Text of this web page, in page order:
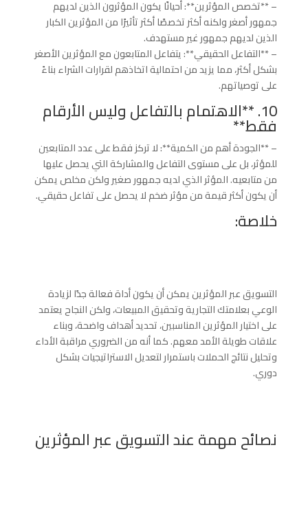
– **تخصص المؤثرين**: أحيانًا يكون المؤثرون الذين لديهم
جمهور أصغر ولكنه أكثر تخصصًا أكثر تأثيرًا من المؤثرين الكبار
الذين لديهم جمهور غير مستهدف.
– **التفاعل الحقيقي**: يتفاعل المتابعون مع المؤثرين الأصغر
بشكل أكثر، مما يزيد من احتمالية اتخاذهم لقرارات الشراء بناءً
على توصياتهم.
10. **الاهتمام بالتفاعل وليس الأرقام
فقط**
– **الجودة أهم من الكمية**: لا تركز فقط على عدد المتابعين
للمؤثر، بل على مستوى التفاعل والمشاركة التي يحصل عليها
من متابعيه. المؤثر الذي لديه جمهور صغير ولكن مخلص يمكن
أن يكون أكثر قيمة من مؤثر ضخم لا يحصل على تفاعل حقيقي.
خلاصة:
التسويق عبر المؤثرين يمكن أن يكون أداة فعالة جدًا لزيادة
الوعي بعلامتك التجارية وتحقيق المبيعات، ولكن النجاح يعتمد
على اختيار المؤثرين المناسبين، تحديد أهداف واضحة، وبناء
علاقات طويلة الأمد معهم. كما أنه من الضروري مراقبة الأداء
وتحليل نتائج الحملات باستمرار لتعديل الاستراتيجيات بشكل
دوري.
نصائح مهمة عند التسويق عبر المؤثرين